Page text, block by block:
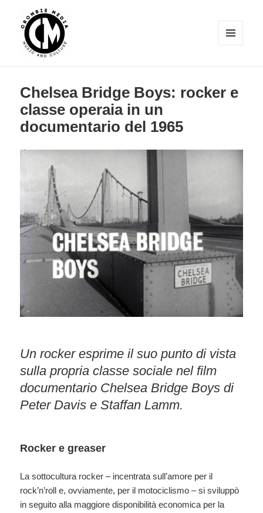
Chelsea Bridge Boys: rocker e
classe operaia in un
documentario del 1965
Un rocker esprime il suo punto di vista
sulla propria classe sociale nel film
documentario Chelsea Bridge Boys di
Peter Davis e Staffan Lamm.
Rocker e greaser
La sottocultura rocker – incentrata sull’amore per il
rock’n’roll e, ovviamente, per il motociclismo – si sviluppò
in seguito alla maggiore disponibilità economica per la